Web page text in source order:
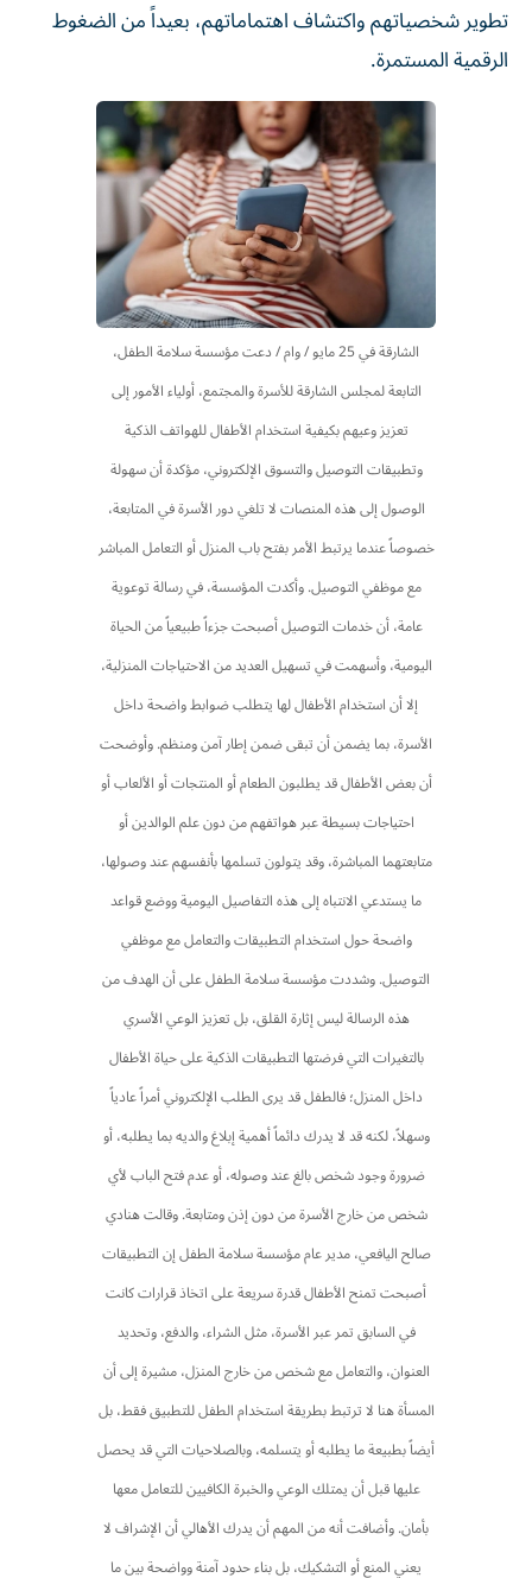
تطوير شخصياتهم واكتشاف اهتماماتهم، بعيداً من الضغوط
الرقمية المستمرة.
الشارقة في 25 مايو / وام / دعت مؤسسة سلامة الطفل،
التابعة لمجلس الشارقة للأسرة والمجتمع، أولياء الأمور إلى
تعزيز وعيهم بكيفية استخدام الأطفال للهواتف الذكية
وتطبيقات التوصيل والتسوق الإلكتروني، مؤكدة أن سهولة
الوصول إلى هذه المنصات لا تلغي دور الأسرة في المتابعة،
خصوصاً عندما يرتبط الأمر بفتح باب المنزل أو التعامل المباشر
مع موظفي التوصيل. وأكدت المؤسسة، في رسالة توعوية
عامة، أن خدمات التوصيل أصبحت جزءاً طبيعياً من الحياة
اليومية، وأسهمت في تسهيل العديد من الاحتياجات المنزلية،
إلا أن استخدام الأطفال لها يتطلب ضوابط واضحة داخل
الأسرة، بما يضمن أن تبقى ضمن إطار آمن ومنظم. وأوضحت
أن بعض الأطفال قد يطلبون الطعام أو المنتجات أو الألعاب أو
احتياجات بسيطة عبر هواتفهم من دون علم الوالدين أو
متابعتهما المباشرة، وقد يتولون تسلمها بأنفسهم عند وصولها،
ما يستدعي الانتباه إلى هذه التفاصيل اليومية ووضع قواعد
واضحة حول استخدام التطبيقات والتعامل مع موظفي
التوصيل. وشددت مؤسسة سلامة الطفل على أن الهدف من
هذه الرسالة ليس إثارة القلق، بل تعزيز الوعي الأسري
بالتغيرات التي فرضتها التطبيقات الذكية على حياة الأطفال
داخل المنزل؛ فالطفل قد يرى الطلب الإلكتروني أمراً عادياً
وسهلاً، لكنه قد لا يدرك دائماً أهمية إبلاغ والديه بما يطلبه، أو
ضرورة وجود شخص بالغ عند وصوله، أو عدم فتح الباب لأي
شخص من خارج الأسرة من دون إذن ومتابعة. وقالت هنادي
صالح اليافعي، مدير عام مؤسسة سلامة الطفل إن التطبيقات
أصبحت تمنح الأطفال قدرة سريعة على اتخاذ قرارات كانت
في السابق تمر عبر الأسرة، مثل الشراء، والدفع، وتحديد
العنوان، والتعامل مع شخص من خارج المنزل، مشيرة إلى أن
المسأة هنا لا ترتبط بطريقة استخدام الطفل للتطبيق فقط، بل
أيضاً بطبيعة ما يطلبه أو يتسلمه، وبالصلاحيات التي قد يحصل
عليها قبل أن يمتلك الوعي والخبرة الكافيين للتعامل معها
بأمان. وأضافت أنه من المهم أن يدرك الأهالي أن الإشراف لا
يعني المنع أو التشكيك، بل بناء حدود آمنة وواضحة بين ما